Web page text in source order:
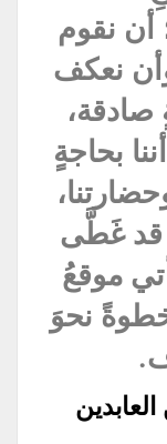
أن نقوم
وأن نعكف
صادقة،
بحاجةٍ
قد غَطَّى
موقعُ
نحوَ